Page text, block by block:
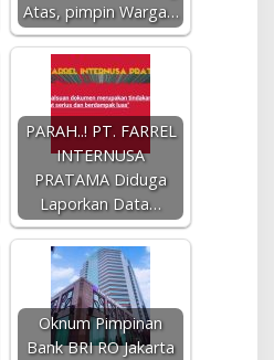
Atas, pimpin Warga…
PARAH..! PT. FARREL
INTERNUSA
PRATAMA Diduga
Laporkan Data…
Oknum Pimpinan
Bank BRI RO Jakarta